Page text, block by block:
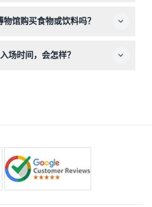
馆购买食物或饮料吗？
场时间，会怎样？